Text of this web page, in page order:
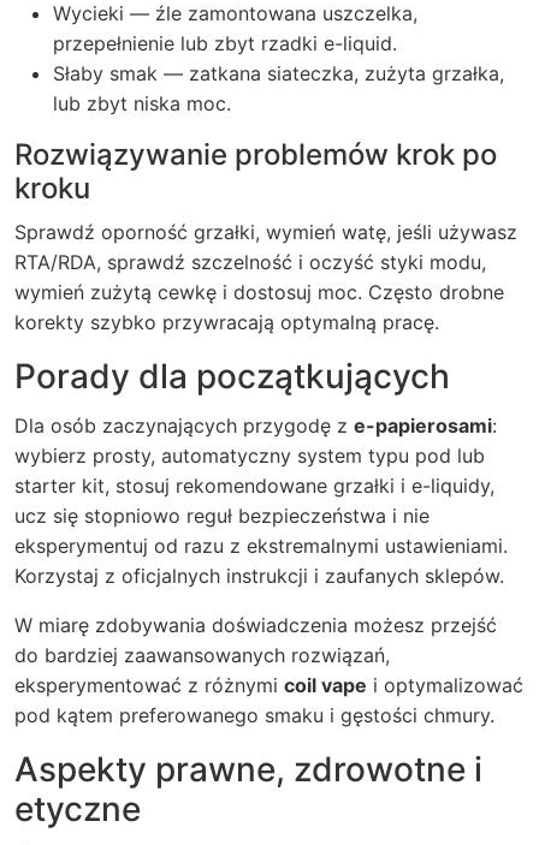
Wycieki — źle zamontowana uszczelka,
przepełnienie lub zbyt rzadki e-liquid.
Słaby smak — zatkana siateczka, zużyta grzałka,
lub zbyt niska moc.
Rozwiązywanie problemów krok po
kroku
Sprawdź oporność grzałki, wymień watę, jeśli używasz
RTA/RDA, sprawdź szczelność i oczyść styki modu,
wymień zużytą cewkę i dostosuj moc. Często drobne
korekty szybko przywracają optymalną pracę.
Porady dla początkujących
Dla osób zaczynających przygodę z e-papierosami:
wybierz prosty, automatyczny system typu pod lub
starter kit, stosuj rekomendowane grzałki i e-liquidy,
ucz się stopniowo reguł bezpieczeństwa i nie
eksperymentuj od razu z ekstremalnymi ustawieniami.
Korzystaj z oficjalnych instrukcji i zaufanych sklepów.
W miarę zdobywania doświadczenia możesz przejść
do bardziej zaawansowanych rozwiązań,
eksperymentować z różnymi coil vape i optymalizować
pod kątem preferowanego smaku i gęstości chmury.
Aspekty prawne, zdrowotne i
etyczne